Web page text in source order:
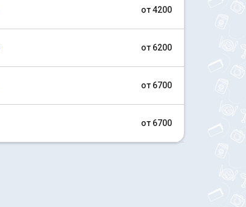
от 4200
от 6200
от 6700
от 6700